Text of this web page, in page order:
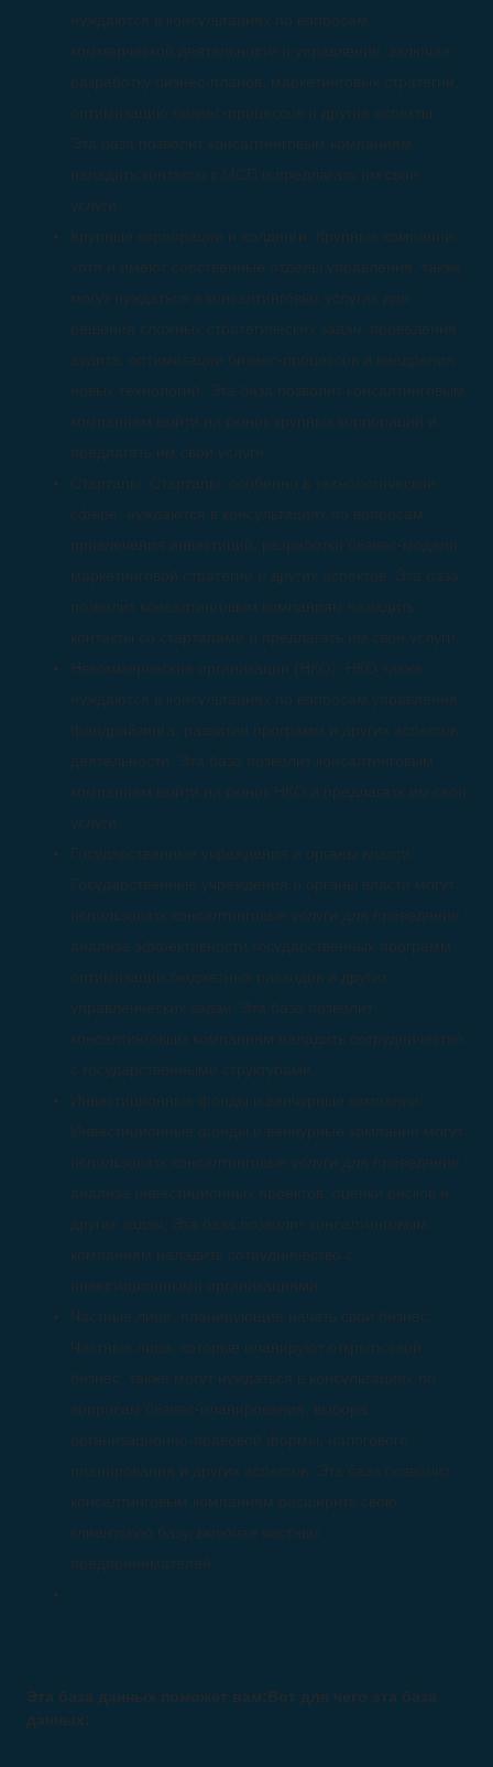
нуждаются в консультациях по вопросам
коммерческой деятельности и управления, включая
разработку бизнес-планов, маркетинговых стратегий,
оптимизацию бизнес-процессов и другие аспекты.
Эта база позволит консалтинговым компаниям
наладить контакты с МСП и предлагать им свои
услуги.
Крупные корпорации и холдинги: Крупные компании,
хотя и имеют собственные отделы управления, также
могут нуждаться в консалтинговых услугах для
решения сложных стратегических задач, проведения
аудита, оптимизации бизнес-процессов и внедрения
новых технологий. Эта база позволит консалтинговым
компаниям выйти на рынок крупных корпораций и
предлагать им свои услуги.
Стартапы: Стартапы, особенно в технологической
сфере, нуждаются в консультациях по вопросам
привлечения инвестиций, разработки бизнес-модели,
маркетинговой стратегии и других аспектов. Эта база
позволит консалтинговым компаниям наладить
контакты со стартапами и предлагать им свои услуги.
Некоммерческие организации (НКО): НКО также
нуждаются в консультациях по вопросам управления,
фандрайзинга, развития программ и других аспектов
деятельности. Эта база позволит консалтинговым
компаниям выйти на рынок НКО и предлагать им свои
услуги.
Государственные учреждения и органы власти:
Государственные учреждения и органы власти могут
использовать консалтинговые услуги для проведения
анализа эффективности государственных программ,
оптимизации бюджетных расходов и других
управленческих задач. Эта база позволит
консалтинговым компаниям наладить сотрудничество
с государственными структурами.
Инвестиционные фонды и венчурные компании:
Инвестиционные фонды и венчурные компании могут
использовать консалтинговые услуги для проведения
анализа инвестиционных проектов, оценки рисков и
других задач. Эта база позволит консалтинговым
компаниям наладить сотрудничество с
инвестиционными организациями.
Частные лица, планирующие начать свой бизнес:
Частные лица, которые планируют открыть свой
бизнес, также могут нуждаться в консультациях по
вопросам бизнес-планирования, выбора
организационно-правовой формы, налогового
планирования и других аспектов. Эта база позволит
консалтинговым компаниям расширить свою
клиентскую базу, включая частных
предпринимателей.
Эта база данных поможет вам:Вот для чего эта база
данных: